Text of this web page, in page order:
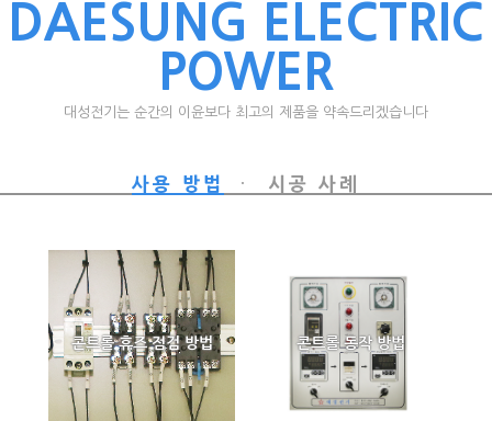
DAESUNG ELECTRIC
POWER
대성전기는 순간의 이윤보다 최고의 제품을 약속드리겠습니다
사용 방법 시공 사례
콘트롤 휴즈 점검 방법 콘트롤 동작 방법